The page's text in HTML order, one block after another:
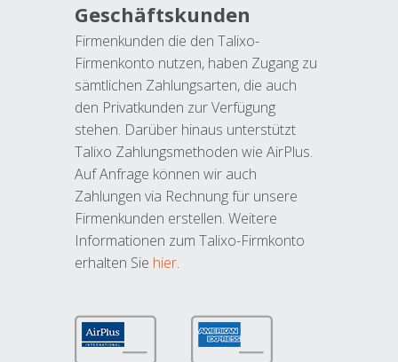
Geschäftskunden
Firmenkunden die den Talixo-
Firmenkonto nutzen, haben Zugang zu
sämtlichen Zahlungsarten, die auch
den Privatkunden zur Verfügung
stehen. Darüber hinaus unterstützt
Talixo Zahlungsmethoden wie AirPlus.
Auf Anfrage können wir auch
Zahlungen via Rechnung für unsere
Firmenkunden erstellen. Weitere
Informationen zum Talixo-Firmkonto
erhalten Sie hier.